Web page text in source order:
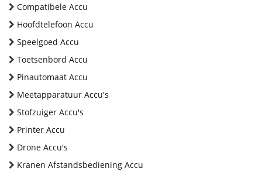
Compatibele Accu
Hoofdtelefoon Accu
Speelgoed Accu
Toetsenbord Accu
Pinautomaat Accu
Meetapparatuur Accu's
Stofzuiger Accu's
Printer Accu
Drone Accu's
Kranen Afstandsbediening Accu